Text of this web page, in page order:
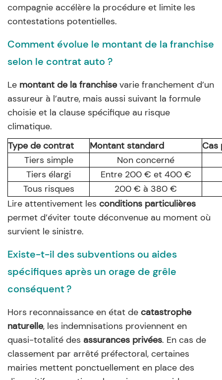
compagnie accélère la procédure et limite les
contestations potentielles.
Comment évolue le montant de la franchise
selon le contrat auto ?
Le montant de la franchisevarie franchement d’un
assureur à l’autre, mais aussi suivant la formule
choisie et la clause spécifique au risque
climatique.
Type de contrat
Montant standard
Cas
Tiers simple
Non concerné
Tiers élargi
Entre 200 € et 400 €
Tous risques
200 € à 380 €
Lire attentivement les conditions particulières
permet d’éviter toute déconvenue au moment où
survient le sinistre.
Existe-t-il des subventions ou aides
spécifiques après un orage de grêle
conséquent ?
Hors reconnaissance en état de catastrophe
naturelle, les indemnisations proviennent en
quasi-totalité des assurances privées. En cas de
classement par arrêté préfectoral, certaines
mairies mettent ponctuellement en place des